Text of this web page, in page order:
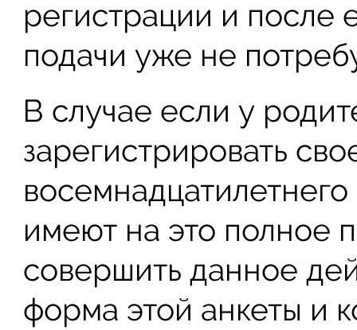
регистрации и после
подачи уже не
В случае если у
зарегистрировать
имеют на это полное
совершить данное
форма этой анкеты и